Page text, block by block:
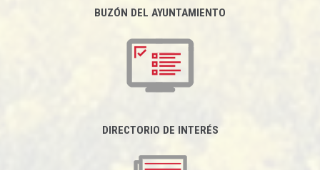
BUZÓN DEL AYUNTAMIENTO
DIRECTORIO DE INTERÉS